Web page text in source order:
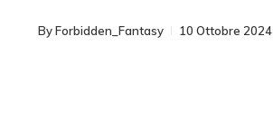
By Forbidden_Fantasy 10 Ottobre 2024